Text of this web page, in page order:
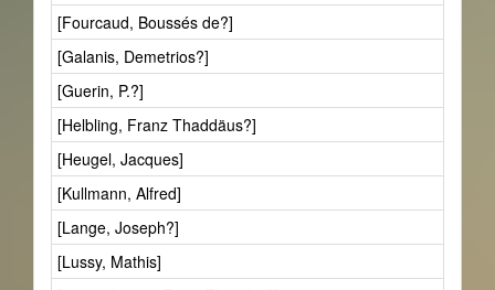
[Fourcaud, Boussés de?]
[Galanis, Demetrios?]
[Guerin, P.?]
[Helbling, Franz Thaddäus?]
[Heugel, Jacques]
[Kullmann, Alfred]
[Lange, Joseph?]
[Lussy, Mathis]